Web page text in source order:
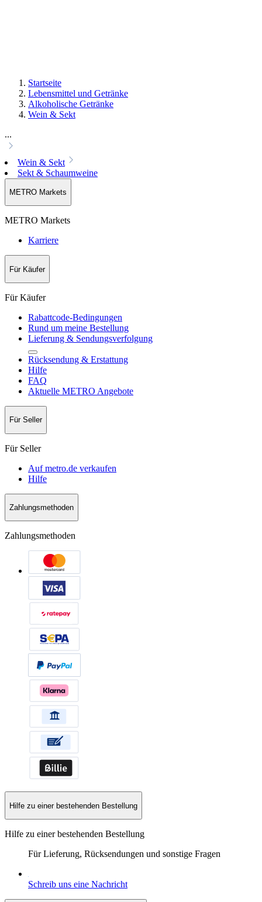
Startseite
Lebensmittel und Getränke
Alkoholische Getränke
Wein & Sekt
...
Wein & Sekt
Sekt & Schaumweine
METRO Markets
METRO Markets
Karriere
Für Käufer
Für Käufer
Rabattcode-Bedingungen
Rund um meine Bestellung
Lieferung & Sendungsverfolgung
Rücksendung & Erstattung
Hilfe
FAQ
Aktuelle METRO Angebote
Für Seller
Für Seller
Auf metro.de verkaufen
Hilfe
Zahlungsmethoden
Zahlungsmethoden
Hilfe zu einer bestehenden Bestellung
Hilfe zu einer bestehenden Bestellung
Für Lieferung, Rücksendungen und sonstige Fragen
Schreib uns eine Nachricht